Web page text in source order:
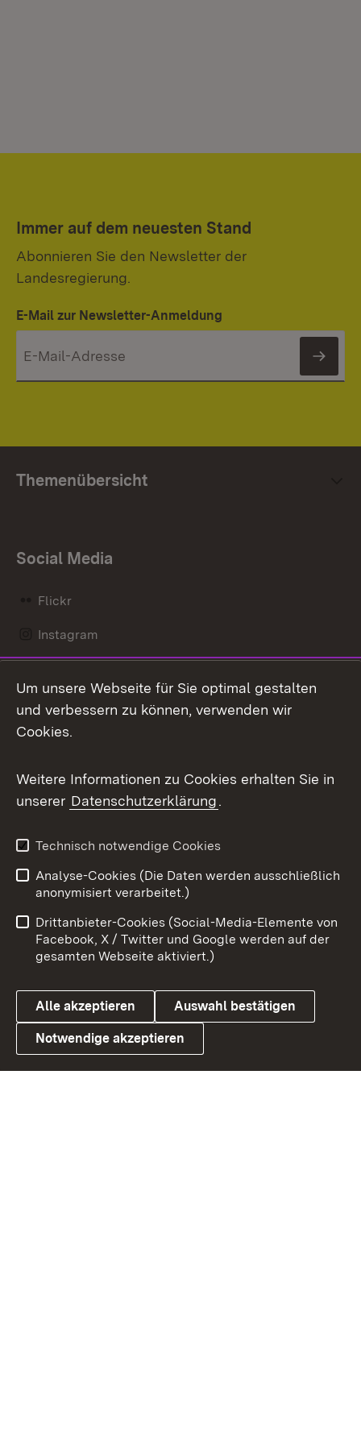
Immer auf dem neuesten Stand
Abonnieren Sie den Newsletter der
Landesregierung.
E-Mail zur Newsletter-Anmeldung
Themenübersicht
Social Media
Flickr
Instagram
Mastodon
Messenger
Social Wall
X / Twitter
Youtube
Link zum Landesportal
Benutzungshinweise
Barrierefreiheit
Datenschutz
Cookies
Um unsere Webseite für Sie optimal gestalten
und verbessern zu können, verwenden wir
Cookies.
Weitere Informationen zu Cookies erhalten Sie in
unserer Datenschutzerklärung.
Technisch notwendige Cookies
Analyse-Cookies (Die Daten werden ausschließlich
anonymisiert verarbeitet.)
Drittanbieter-Cookies (Social-Media-Elemente von
Facebook, X / Twitter und Google werden auf der
gesamten Webseite aktiviert.)
Alle akzeptieren Auswahl bestätigen
Notwendige akzeptieren